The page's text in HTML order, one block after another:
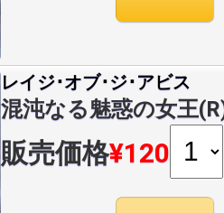
レイジ･オブ･ジ･アビス
混沌なる魅惑の女王
販売価格¥120